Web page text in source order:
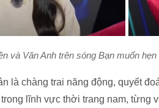
và Văn Anh trên sóng Bạn muốn hẹn
là chàng trai năng động, quyết
lĩnh vực thời trang nam,